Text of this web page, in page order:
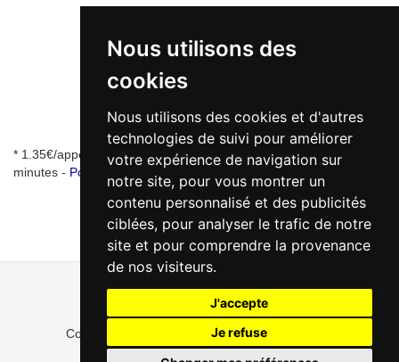
Nous utilisons des
cookies
Nous utilisons des cookies et d'autres
technologies de suivi pour améliorer
votre expérience de navigation sur
notre site, pour vous montrer un
contenu personnalisé et des publicités
ciblées, pour analyser le trafic de notre
site et pour comprendre la provenance
de nos visiteurs.
J'accepte
Je refuse
* 1.35€/appel + 0.34€/min - numéro de mise en relation valable 5
minutes - Pourquoi ce numéro ?
Copyright ©MeilleurAutourdeMoi.fr 2022 - 2026